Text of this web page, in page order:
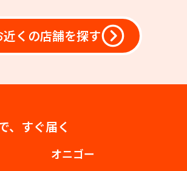
近くの店舗を探す
、すぐ届く
オニゴー